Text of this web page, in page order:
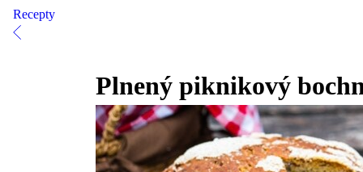
Recepty
Plnený piknikový